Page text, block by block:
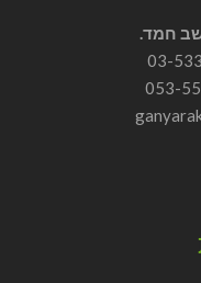
053-